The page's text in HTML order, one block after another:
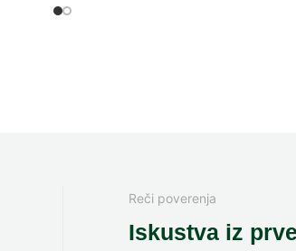
Reči poverenja
Iskustva iz